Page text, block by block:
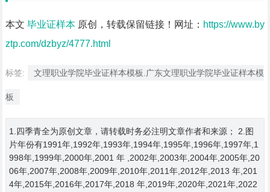
本文 毕业证样本原创，转载保留链接！网址： https://www.by
ztp.com/dzbyz/4777.html
标签: 文理职业学院毕业证样本模板.广东文理职业学院毕业证样本模
板
1.四季青全为原创文章，请转载时务必注明文章作者和来源； 2.图
片年份有1991年,1992年,1993年,1994年,1995年,1996年,1997年,1
998年,1999年,2000年,2001 年 ,2002年,2003年,2004年,2005年,20
06年,2007年,2008年,2009年,2010年,2011年,2012年,2013 年,201
4年,2015年,2016年,2017年,2018 年,2019年,2020年,2021年,2022